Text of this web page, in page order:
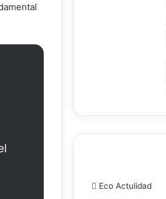
Eco Actulidad